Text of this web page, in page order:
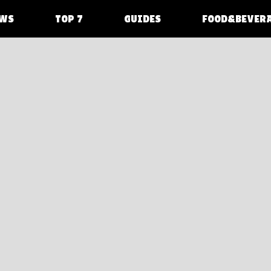
TOP 7 GUIDES